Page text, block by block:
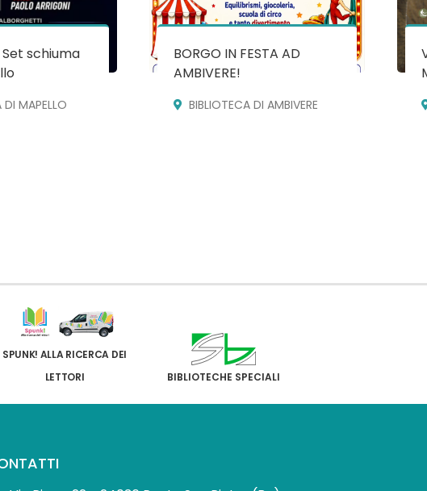
schiuma
DI MAPELLO
BORGO IN FESTA AD
AMBIVERE!
BIBLIOTECA DI AMBIVERE
SPUNK! ALLA RICERCA DEI
LETTORI
BIBLIOTECHE SPECIALI